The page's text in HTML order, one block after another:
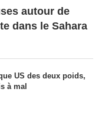
autour de
dans le Sahara
US des deux poids,
à mal